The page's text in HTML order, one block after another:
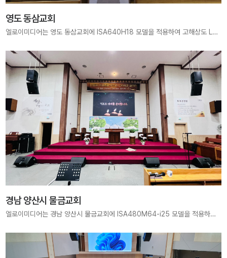
영도 동삼교회
엘로이미디어는 영도 동삼교회에 ISA640H18 모델을 적용하여 고해상도 LED Display 시스템을 구축하였습니다. 선명한 화면과 안정적인 운영으로 예배 중 말씀과 찬양이 더욱 깊이 전달될 수 있는 최적의 예배 환경을 제공합니다.
경남 양산시 물금교회
엘로이미디어는 경남 양산시 물금교회에 ISA480M64-i25 모델을 적용하여 203인치 대형 메인 전광판을 구축하였습니다. 선명한 화질과 안정적인 송출로 예배 중 말씀과 찬양이 더욱 깊이 전달될 수 있는 최적의 예배 환경을 제공합니다.